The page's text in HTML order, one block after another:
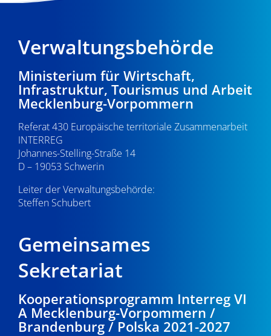
Verwaltungsbehörde
Ministerium für Wirtschaft,
Infrastruktur, Tourismus und Arbeit
Mecklenburg-Vorpommern
Referat 430 Europäische territoriale Zusammenarbeit
INTERREG
Johannes-Stelling-Straße 14
D – 19053 Schwerin
Leiter der Verwaltungsbehörde:
Steffen Schubert
Gemeinsames
Sekretariat
Kooperationsprogramm Interreg VI
A Mecklenburg-Vorpommern /
Brandenburg / Polska 2021-2027